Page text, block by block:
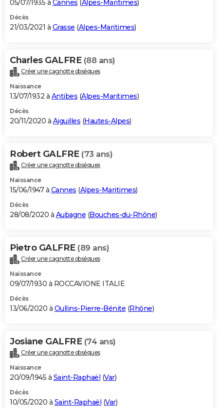
05/07/1935 à Cannes (Alpes-Maritimes)
Décès
21/03/2021 à Grasse (Alpes-Maritimes)
Charles GALFRE (88 ans)
Créer une cagnotte obsèques
Naissance
13/07/1932 à Antibes (Alpes-Maritimes)
Décès
20/11/2020 à Aiguilles (Hautes-Alpes)
Robert GALFRE (73 ans)
Créer une cagnotte obsèques
Naissance
15/06/1947 à Cannes (Alpes-Maritimes)
Décès
28/08/2020 à Aubagne (Bouches-du-Rhône)
Pietro GALFRE (89 ans)
Créer une cagnotte obsèques
Naissance
09/07/1930 à ROCCAVIONE ITALIE
Décès
13/06/2020 à Oullins-Pierre-Bénite (Rhône)
Josiane GALFRE (74 ans)
Créer une cagnotte obsèques
Naissance
20/09/1945 à Saint-Raphaël (Var)
Décès
10/05/2020 à Saint-Raphaël (Var)